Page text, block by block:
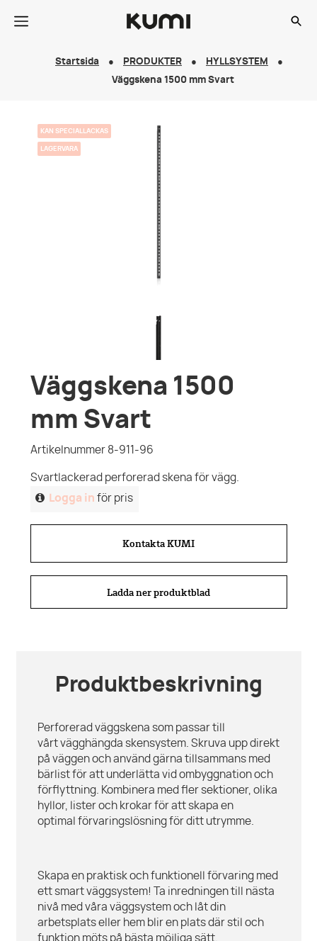
Startsida PRODUKTER
HYLLSYSTEM
Väggskena 1500 mm Svart
KAN SPECIALLACKAS
LAGERVARA
Väggskena 1500
mm Svart
Artikelnummer 8-911-96
Svartlackerad perforerad skena för vägg.
Logga in för pris
Kontakta KUMI
Ladda ner produktblad
Produktbeskrivning
Perforerad väggskena som passar till
vårt vägghängda skensystem. Skruva upp direkt
på väggen och använd gärna tillsammans med
bärlist för att underlätta vid ombyggnation och
förflyttning. Kombinera med fler sektioner, olika
hyllor, lister och krokar för att skapa en
optimal förvaringslösning för ditt utrymme.
Skapa en praktisk och funktionell förvaring med
ett smart väggsystem! Ta inredningen till nästa
nivå med våra väggsystem och låt din
arbetsplats eller hem blir en plats där stil och
funktion möts på bästa möjliga sätt.